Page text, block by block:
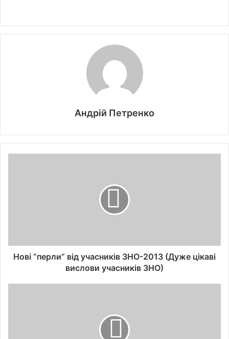
Андрій Петренко
Нові “перли” від учасників ЗНО-2013 (Дуже цікаві
вислови учасників ЗНО)